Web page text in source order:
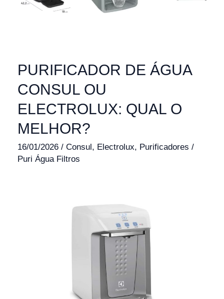
PURIFICADOR DE ÁGUA
CONSUL OU
ELECTROLUX: QUAL O
MELHOR?
16/01/2026 / Consul, Electrolux, Purificadores /
Puri Água Filtros